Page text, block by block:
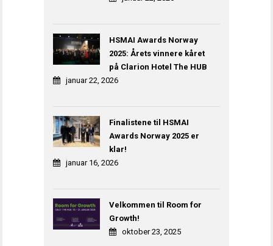
HSMAI Awards Norway
2025: Årets vinnere kåret
på Clarion Hotel The HUB
januar 22, 2026
Finalistene til HSMAI
Awards Norway 2025 er
klar!
januar 16, 2026
Velkommen til Room for
Growth!
oktober 23, 2025